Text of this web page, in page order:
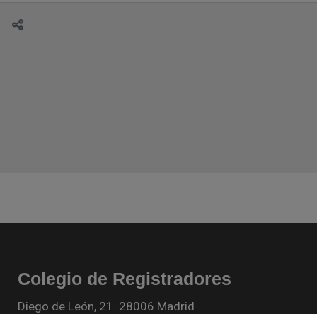
Colegio de Registradores
Diego de León, 21. 28006 Madrid